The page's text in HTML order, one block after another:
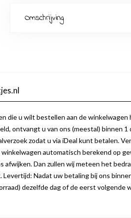
Omschrijving
die u wilt bestellen aan de winkelwagen
ontvangt u van ons (meestal) binnen 1
zodat u via iDeal kunt betalen.
automatisch berekend op
afwijken. Dan zullen wij meteen het
Nadat uw betaling bij ons
dezelfde dag of de eerst volgende